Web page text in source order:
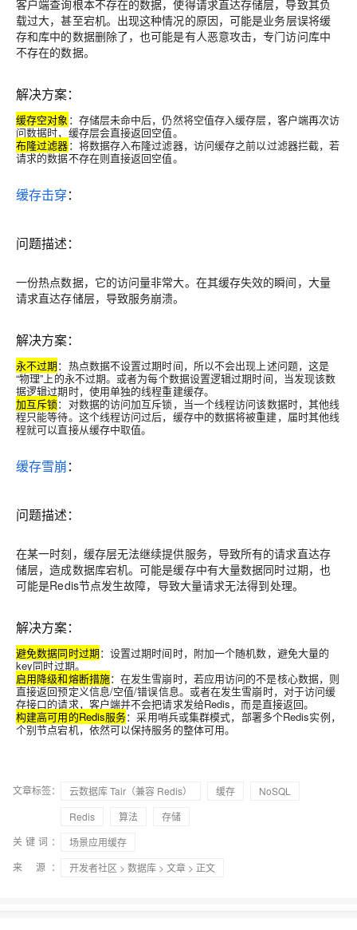
客户端查询根本不存在的数据，使得请求直达存储层，导致其负
载过大，甚至宕机。出现这种情况的原因，可能是业务层误将缓
存和库中的数据删除了，也可能是有人恶意攻击，专门访问库中
不存在的数据。
解决方案：
缓存空对象 ：存储层未命中后，仍然将空值存入缓存层，客户端再次访
问数据时，缓存层会直接返回空值。
布隆过滤器：将数据存入布隆过滤器，访问缓存之前以过滤器拦截，若
请求的数据不存在则直接返回空值。
缓存击穿：
问题描述：
一份热点数据，它的访问量非常大。在其缓存失效的瞬间，大量
请求直达存储层，导致服务崩溃。
解决方案：
永不过期：热点数据不设置过期时间，所以不会出现上述问题，这是
“物理”上的永不过期。或者为每个数据设置逻辑过期时间，当发现该数
据逻辑过期时，使用单独的线程重建缓存。
加互斥锁：对数据的访问加互斥锁，当一个线程访问该数据时，其他线
程只能等待。这个线程访问过后，缓存中的数据将被重建，届时其他线
程就可以直接从缓存中取值。
缓存雪崩：
问题描述：
在某一时刻，缓存层无法继续提供服务，导致所有的请求直达存
储层，造成数据库宕机。可能是缓存中有大量数据同时过期，也
可能是Redis节点发生故障，导致大量请求无法得到处理。
解决方案：
避免数据同时过期：设置过期时间时，附加一个随机数，避免大量的
key同时过期。
启用降级和熔断措施：在发生雪崩时，若应用访问的不是核心数据，则
直接返回预定义信息/空值/错误信息。或者在发生雪崩时，对于访问缓
存接口的请求，客户端并不会把请求发给Redis，而是直接返回。
构建高可用的Redis服务：采用哨兵或集群模式，部署多个Redis实例，
个别节点宕机，依然可以保持服务的整体可用。
文章标签： 云数据库 Tair（兼容 Redis） 缓存
NoSQL
Redis
算法
存储
关键词：
场景应用缓存
来 源：
开发者社区 > 数据库 > 文章 > 正文